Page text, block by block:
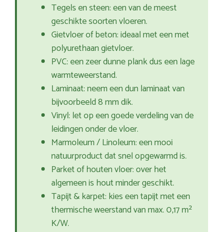
Tegels en steen: een van de meest
geschikte soorten vloeren.
Gietvloer of beton: ideaal met een met
polyurethaan gietvloer.
PVC: een zeer dunne plank dus een lage
warmteweerstand.
Laminaat: neem een dun laminaat van
bijvoorbeeld 8 mm dik.
Vinyl: let op een goede verdeling van de
leidingen onder de vloer.
Marmoleum / Linoleum: een mooi
natuurproduct dat snel opgewarmd is.
Parket of houten vloer: over het
algemeen is hout minder geschikt.
Tapijt & karpet: kies een tapijt met een
thermische weerstand van max. 0,17 m²
K/W.